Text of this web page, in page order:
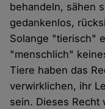
behandeln, sähen
gedankenlos,
Solange "tierisch"
"menschlich"
Tiere haben das
verwirklichen, ihr
sein. Dieses Recht